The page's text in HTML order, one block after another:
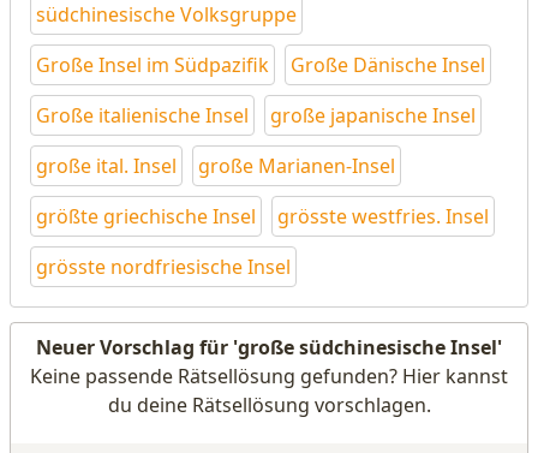
südchinesische Volksgruppe
Große Insel im Südpazifik
Große Dänische Insel
Große italienische Insel
große japanische Insel
große ital. Insel
große Marianen-Insel
größte griechische Insel
grösste westfries. Insel
grösste nordfriesische Insel
Neuer Vorschlag für 'große südchinesische Insel'
Keine passende Rätsellösung gefunden? Hier kannst
du deine Rätsellösung vorschlagen.